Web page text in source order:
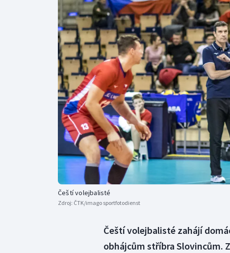
Curling
Dostihy
Florbal
Futsal
Golf
Gymnastika
Čeští volejbalisté
Zdroj: ČTK/imago sportfotodienst
Čeští volejbalisté zahájí
obhájcům stříbra Slovincům.